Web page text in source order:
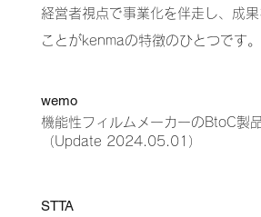
経営者視点で事業化を伴走し、成果
ことがkenmaの特徴のひとつです。
wemo
機能性フィルムメーカーのBtoC製
（Update 2024.05.01）
STTA